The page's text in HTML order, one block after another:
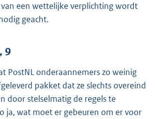
een wettelijke verplichting wordt
geacht.
9
PostNL onderaannemers zo weinig
pakket dat ze slechts overeind
door stelselmatig de regels te
ja, wat moet er gebeuren om er voor